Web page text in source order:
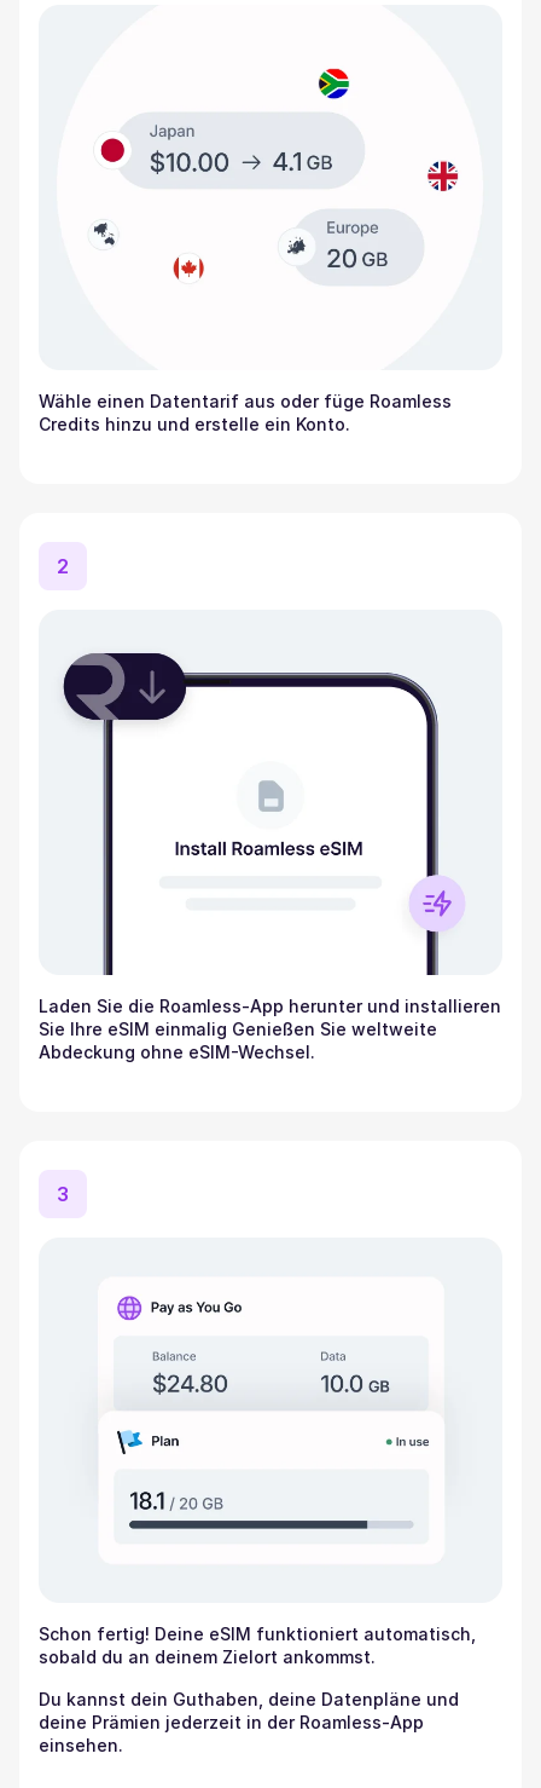
Wähle einen Datentarif aus oder füge Roamless
Credits hinzu und erstelle ein Konto.
2
Laden Sie die Roamless-App herunter und installieren
Sie Ihre eSIM einmalig Genießen Sie weltweite
Abdeckung ohne eSIM-Wechsel.
3
Schon fertig! Deine eSIM funktioniert automatisch,
sobald du an deinem Zielort ankommst.
Du kannst dein Guthaben, deine Datenpläne und
deine Prämien jederzeit in der Roamless-App
einsehen.